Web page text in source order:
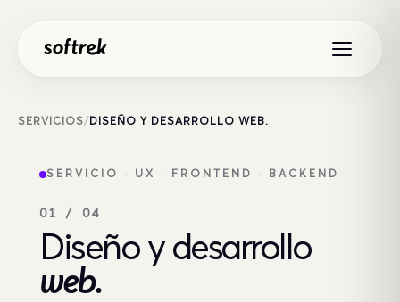
SERVICIOS/ DISEÑO Y DESARROLLO WEB.
SERVICIO · UX · FRONTEND · BACKEND
01 / 04
Diseño y desarrollo
web.